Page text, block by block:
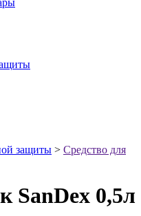
защиты > Средство для
SanDex 0,5л